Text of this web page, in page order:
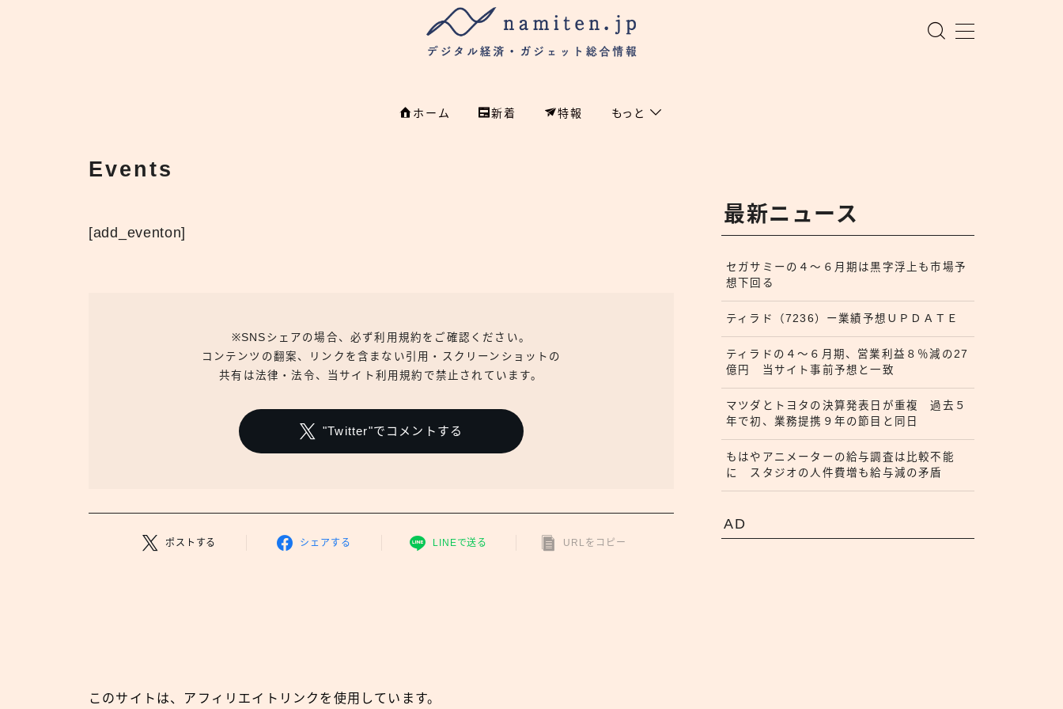
ホーム 新着 特報 もっと
危機管理
広報
Events
[add_eventon]
※SNSシェアの場合、必ず利用規約をご確認ください。
コンテンツの翻案、リンクを含まない引用・スクリーンショットの
共有は法律・法令、当サイト利用規約で禁止されています。
"Twitter"でコメントする
ポストする シェアする LINEで送る URLをコピー
最新ニュース
セガサミーの４〜６月期は黒字浮上も市場予
想下回る
ティラド（7236）ー業績予想ＵＰＤＡＴＥ
ティラドの４〜６月期、営業利益８％減の27
億円 当サイト事前予想と一致
マツダとトヨタの決算発表日が重複 過去５
年で初、業務提携９年の節目と同日
もはやアニメーターの給与調査は比較不能
に スタジオの人件費増も給与減の矛盾
AD
このサイトは、アフィリエイトリンクを使用しています。